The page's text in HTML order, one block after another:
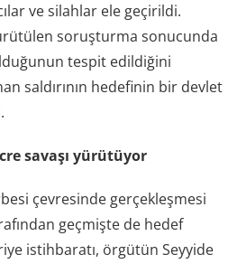
ve silahlar ele geçirildi.
soruşturma sonucunda
tespit edildiğini
saldırının hedefinin bir devlet
savaşı yürütüyor
çevresinde gerçekleşmesi
geçmişte de hedef
istihbaratı, örgütün Seyyide